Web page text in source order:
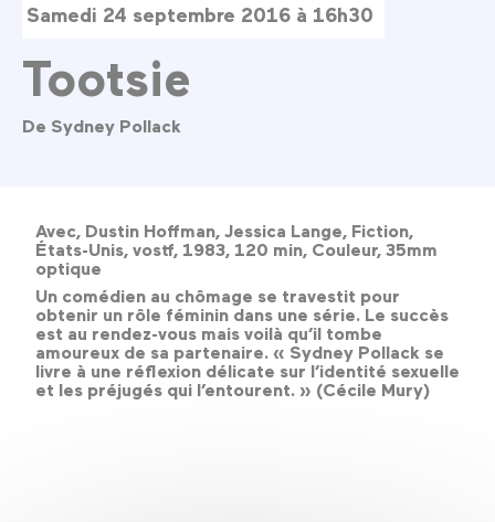
Samedi 24 septembre 2016 à 16h30
Tootsie
De Sydney Pollack
Avec, Dustin Hoffman, Jessica Lange, Fiction,
États-Unis, vostf, 1983, 120 min, Couleur, 35mm
optique
Un comédien au chômage se travestit pour
obtenir un rôle féminin dans une série. Le succès
est au rendez-vous mais voilà qu’il tombe
amoureux de sa partenaire. « Sydney Pollack se
livre à une réflexion délicate sur l’identité sexuelle
et les préjugés qui l’entourent. » (Cécile Mury)